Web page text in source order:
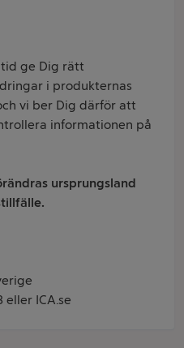
ge Dig rätt
i produkternas
vi ber Dig därför att
informationen på
ursprungsland
eller ICA.se